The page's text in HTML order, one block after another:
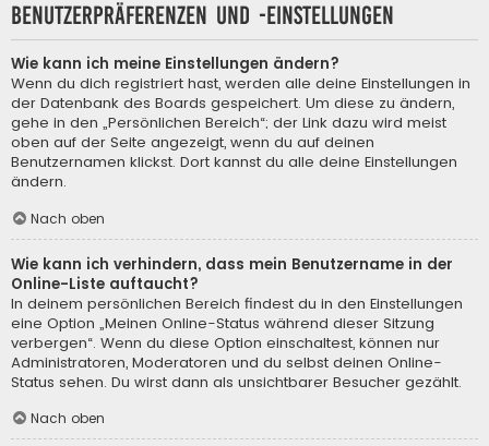
Benutzerpräferenzen und -einstellungen
Wie kann ich meine Einstellungen ändern?
Wenn du dich registriert hast, werden alle deine Einstellungen in
der Datenbank des Boards gespeichert. Um diese zu ändern,
gehe in den „Persönlichen Bereich“; der Link dazu wird meist
oben auf der Seite angezeigt, wenn du auf deinen
Benutzernamen klickst. Dort kannst du alle deine Einstellungen
ändern.
Nach oben
Wie kann ich verhindern, dass mein Benutzername in der
Online-Liste auftaucht?
In deinem persönlichen Bereich findest du in den Einstellungen
eine Option „Meinen Online-Status während dieser Sitzung
verbergen“. Wenn du diese Option einschaltest, können nur
Administratoren, Moderatoren und du selbst deinen Online-
Status sehen. Du wirst dann als unsichtbarer Besucher gezählt.
Nach oben